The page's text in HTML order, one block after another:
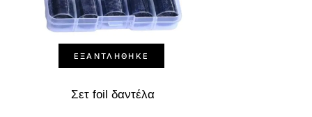
ΕΞΑΝΤΛΉΘΗΚΕ
Σετ foil δαντέλα